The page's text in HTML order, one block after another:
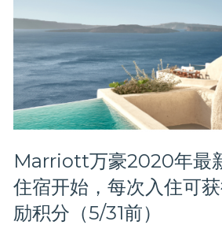
台
中
公
园
智
选
假
双
城
记
活
Marriott万豪2020年最
住宿开始，每次入住可
励积分（5/31前）